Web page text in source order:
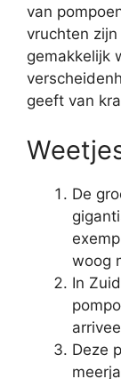
van
vruchten
gemakkelijk
geeft van
De
woog
In
Deze